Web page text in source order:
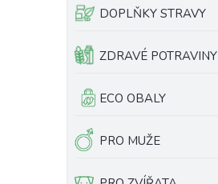
DOPLŇKY STRAVY
ZDRAVÉ POTRAVINY
ECO OBALY
PRO MUŽE